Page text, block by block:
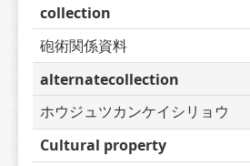
collection
砲術関係資料
alternatecollection
ホウジュツカンケイシリョウ
Cultural property